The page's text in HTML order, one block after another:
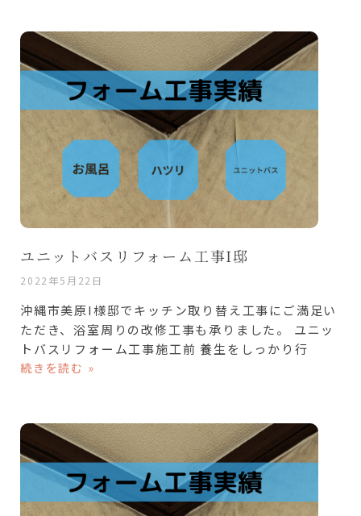
ユニットバスリフォーム工事I邸
2022年5月22日
沖縄市美原I様邸でキッチン取り替え工事にご満足い
ただき、浴室周りの改修工事も承りました。 ユニッ
トバスリフォーム工事施工前 養生をしっかり行
続きを読む »